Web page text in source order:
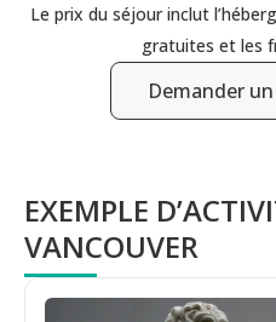
Le prix du séjour inclut
gratuites et les
Demander
EXEMPLE
VANCOUVER